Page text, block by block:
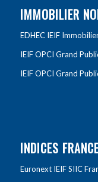
IMMOBILIER
EDHEC IEIF
IEIF OPCI Grand
IEIF OPCI Grand
INDICES
Euronext IEIF SIIC